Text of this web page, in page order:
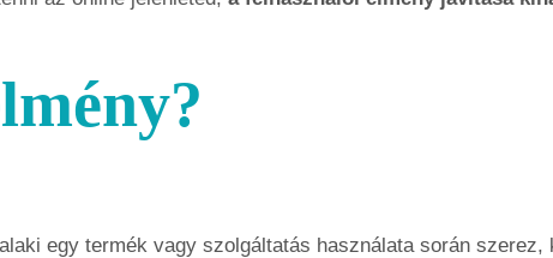
egy termék vagy szolgáltatás használata során